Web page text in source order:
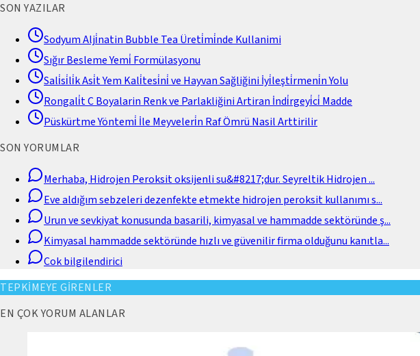
SON YAZILAR
Sodyum Alji̇natin Bubble Tea Üreti̇mi̇nde Kullanimi
Sığır Besleme Yemi̇ Formülasyonu
Sali̇si̇li̇k Asi̇t Yem Kali̇tesi̇ni̇ ve Hayvan Sağliğini İyi̇leşti̇rmeni̇n Yolu
Rongali̇t C Boyalarin Renk ve Parlakliğini Artiran İndi̇rgeyi̇ci̇ Madde
Püskürtme Yöntemi̇ İle Meyveleri̇n Raf Ömrü Nasil Arttirilir
SON YORUMLAR
Merhaba, Hidrojen Peroksit oksijenli su&#8217;dur. Seyreltik Hidrojen...
Eve aldığım sebzeleri dezenfekte etmekte hidrojen peroksit kullanımı s...
Urun ve sevkiyat konusunda basarili, kimyasal ve hammadde sektöründe ş...
Kimyasal hammadde sektöründe hızlı ve güvenilir firma olduğunu kanıtla...
Cok bilgilendirici
TEPKİMEYE GİRENLER
EN ÇOK YORUM ALANLAR